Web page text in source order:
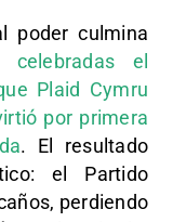
poder culmina
celebradas el
Plaid Cymru
por primera
. El resultado
el Partido
perdiendo